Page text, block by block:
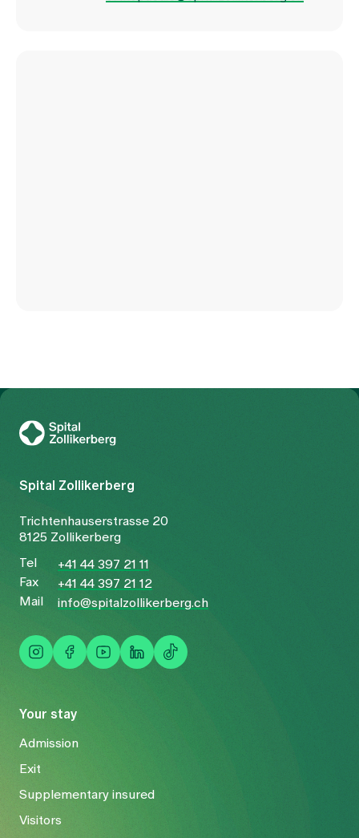
Your stay
Admission
Exit
Supplementary insured
Visitors
Spital Zollikerberg
Trichtenhauserstrasse 20
8125 Zollikerberg
Tel
+41 44 397 21 11
Fax
+41 44 397 21 12
Mail
info@spitalzollikerberg.ch